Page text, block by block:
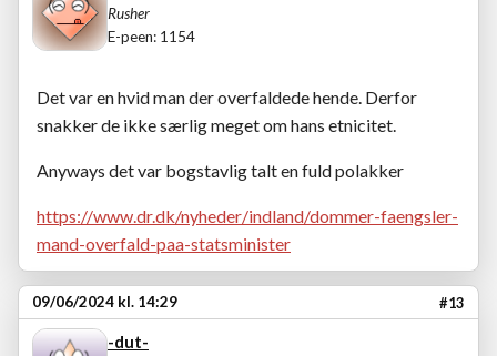
Rusher
E-peen: 1154
Det var en hvid man der overfaldede hende. Derfor
snakker de ikke særlig meget om hans etnicitet.
Anyways det var bogstavlig talt en fuld polakker
https://www.dr.dk/nyheder/indland/dommer-faengsler-
mand-overfald-paa-statsminister
09/06/2024 kl. 14:29 #13
-dut-